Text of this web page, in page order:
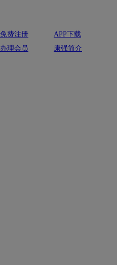
免费注册
APP下载
办理会员 康强简介